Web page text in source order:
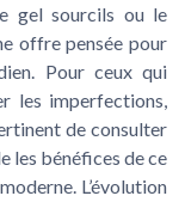
gel sourcils ou le
offre pensée pour
Pour ceux qui
les imperfections,
de consulter
les bénéfices de ce
L’évolution